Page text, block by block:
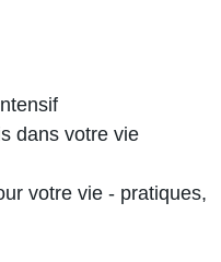
dans votre vie
votre vie - pratiques,